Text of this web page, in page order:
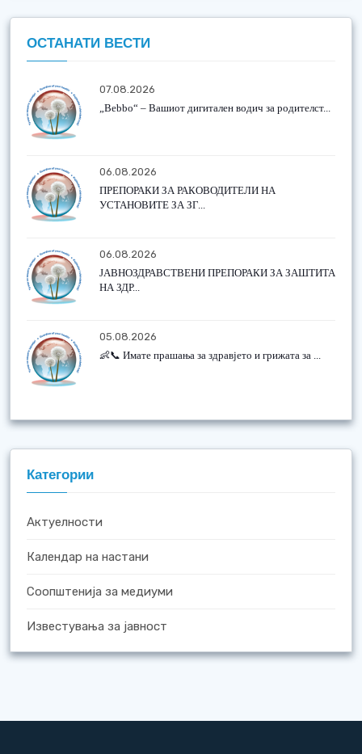
ОСТАНАТИ ВЕСТИ
07.08.2026
„Bebbo“ – Вашиот дигитален водич за родителст...
06.08.2026
ПРЕПОРАКИ ЗА РАКОВОДИТЕЛИ НА
УСТАНОВИТЕ ЗА ЗГ...
06.08.2026
ЈАВНОЗДРАВСТВЕНИ ПРЕПОРАКИ ЗА ЗАШТИТА
НА ЗДР...
05.08.2026
👶📞 Имате прашања за здравјето и грижата за ...
Категории
Актуелности
Календар на настани
Соопштенија за медиуми
Известувања за јавност